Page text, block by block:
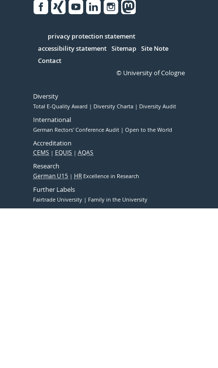
Serivce
privacy protection statement
accessibility statement Sitemap Site Note
Contact
© University of Cologne
Diversity
Total E-Quality Award Diversity Charta Diversity Audit
International
German Rectors' Conference Audit Open to the World
Accreditation
CEMS EQUIS AQAS
Research
German U15 HR Excellence in Research
Further Labels
Fairtrade University Family in the University